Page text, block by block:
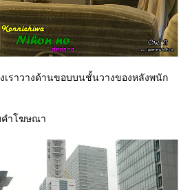
เราวางด้านขอบบนชั้นวางของหลังพนัก
คำโฆษณา